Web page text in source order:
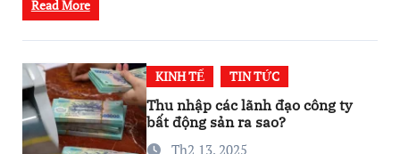
Read More
KINH TẾ TIN TỨC
Thu nhập các lãnh đạo công ty
bất động sản ra sao?
Th2 13, 2025